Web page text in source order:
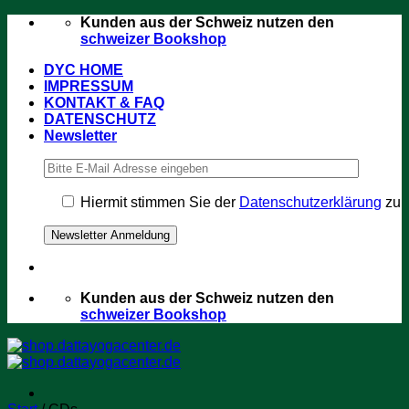
Zum
Kunden aus der Schweiz nutzen den
schweizer Bookshop
DYC HOME
IMPRESSUM
KONTAKT & FAQ
DATENSCHUTZ
Newsletter
Hiermit stimmen Sie der Datenschutzerklärung zu
Kunden aus der Schweiz nutzen den
schweizer Bookshop